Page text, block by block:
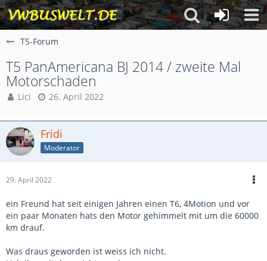
T5-Forum
T5 PanAmericana BJ 2014 / zweite Mal
Motorschaden
Lici 26. April 2022
Fridi
Moderator
29. April 2022
ein Freund hat seit einigen Jahren einen T6, 4Motion und vor
ein paar Monaten hats den Motor gehimmelt mit um die 60000
km drauf.
Was draus geworden ist weiss ich nicht.